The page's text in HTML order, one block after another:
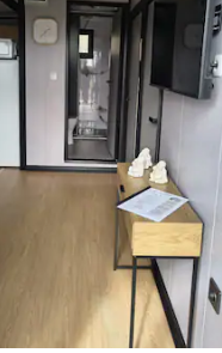
4.71 kati ya 5, tathmini 17